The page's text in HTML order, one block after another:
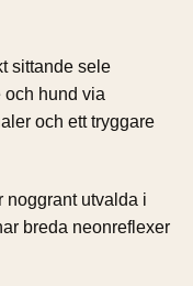
sittande sele
och hund via
och ett tryggare
noggrant utvalda i
breda neonreflexer